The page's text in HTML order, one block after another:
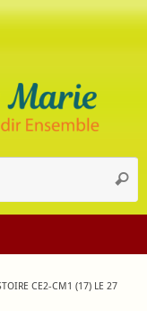
:
CE2-CM1 (17) LE 27